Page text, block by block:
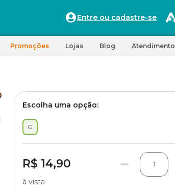
Entre ou cadastre-se
Promoções Lojas Blog Atendimento
Escolha uma opção:
G
R$ 14,90 1
à vista